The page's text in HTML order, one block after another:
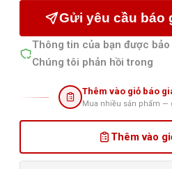
Gửi yêu cầu báo
Thông tin của bạn được bảo
Chúng tôi phản hồi trong
Thêm vào giỏ báo
Mua nhiều sản phẩm —
Thêm vào